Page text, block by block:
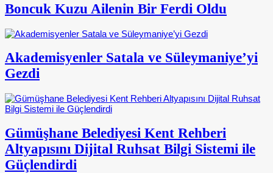
Boncuk Kuzu Ailenin Bir Ferdi Oldu
Akademisyenler Satala ve Süleymaniye’yi
Gezdi
Gümüşhane Belediyesi Kent Rehberi
Altyapısını Dijital Ruhsat Bilgi Sistemi ile
Güçlendirdi